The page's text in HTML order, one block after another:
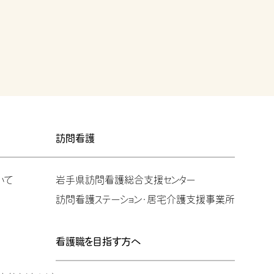
て
訪問看護
岩手県訪問看護総合支援センター
訪問看護ステーション・居宅介護支援事業所
看護職を目指す方へ